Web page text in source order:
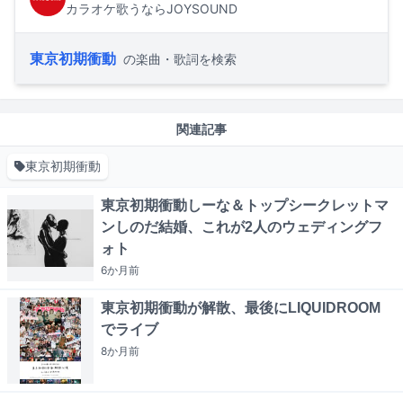
カラオケ歌うならJOYSOUND
東京初期衝動 の楽曲・歌詞を検索
関連記事
東京初期衝動
東京初期衝動しーな＆トップシークレットマ
ンしのだ結婚、これが2人のウェディングフ
ォト
6か月前
東京初期衝動が解散、最後にLIQUIDROOM
でライブ
8か月前